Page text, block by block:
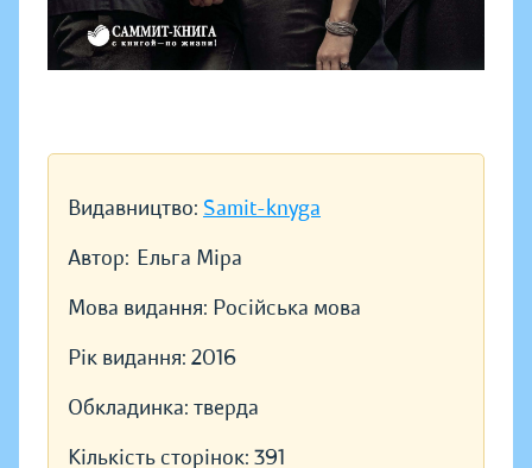
Видавництво: Samit-knyga
Автор: Ельга Міра
Мова видання: Російська мова
Рік видання: 2016
Обкладинка: тверда
Кількість сторінок: 391